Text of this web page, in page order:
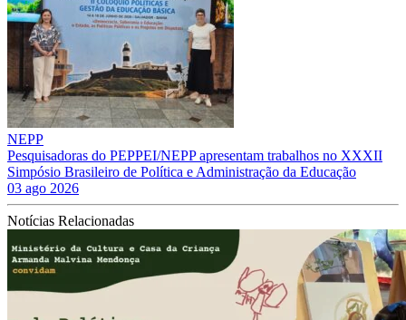
NEPP
Pesquisadoras do PEPPEI/NEPP apresentam trabalhos no XXXII
Simpósio Brasileiro de Política e Administração da Educação
03 ago 2026
Notícias Relacionadas